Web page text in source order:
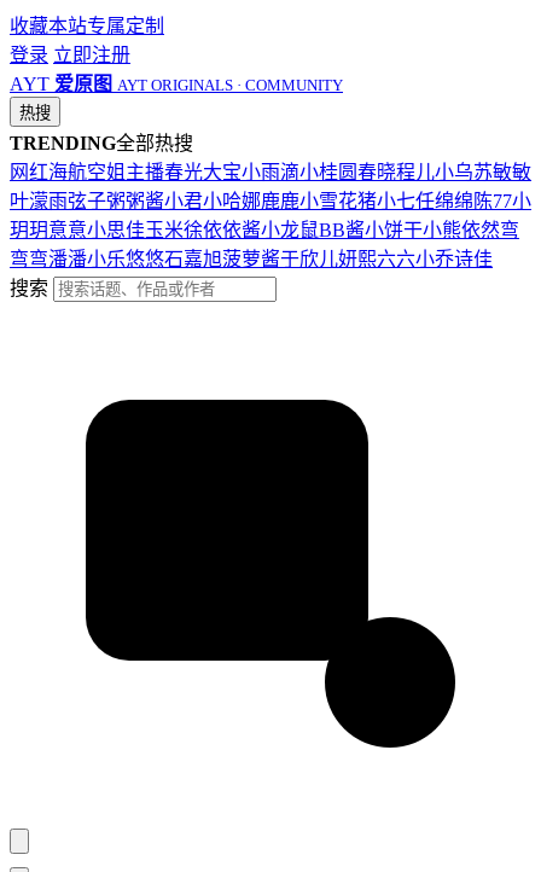
收藏本站专属定制
登录 立即注册
AYT 爱原图 AYT ORIGINALS · COMMUNITY
热搜
TRENDING全部热搜
网红海航空姐 主播春光大宝小雨滴小桂圆春晓程儿小乌苏敏敏
叶濛雨弦子粥粥酱小君小哈娜鹿鹿小雪花猪小七任绵绵 陈77小
玥玥意意小思佳玉米徐依依酱小龙鼠BB酱小饼干小熊依然弯
弯弯潘潘小乐悠悠石嘉旭菠萝酱于欣儿妍熙六六小乔诗佳
搜索